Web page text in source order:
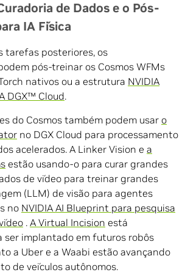
de Dados e o Pós-
IA Física
tarefas posteriores, os
pós-treinar os Cosmos WFMs
nativos ou a estrutura NVIDIA
DGX™ Cloud.
do Cosmos também podem usar o
no DGX Cloud para processamento
acelerados. A Linker Vision e a
estão usando-o para curar grandes
de vídeo para treinar grandes
(LLM) de visão para agentes
no NVIDIA AI Blueprint para pesquisa
. A Virtual Incision está
ser implantado em futuros robôs
a Uber e a Waabi estão avançando
de veículos autônomos.